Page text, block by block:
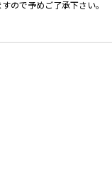
ので予めご了承下さい。